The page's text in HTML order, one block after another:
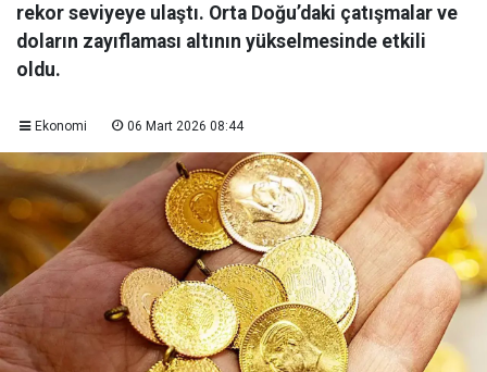
rekor seviyeye ulaştı. Orta Doğu’daki çatışmalar ve
doların zayıflaması altının yükselmesinde etkili
oldu.
Ekonomi 06 Mart 2026 08:44